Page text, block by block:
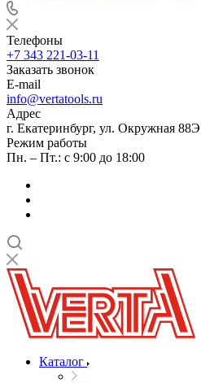
Телефоны
+7 343 221-03-11
Заказать звонок
E-mail
info@vertatools.ru
Адрес
г. Екатеринбург, ул. Окружная 88Э
Режим работы
Пн. – Пт.: с 9:00 до 18:00
Каталог